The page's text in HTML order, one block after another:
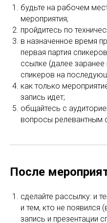
будьте на рабочем
мероприятия;
пройдитесь по
в назначенное время
первая партия
ссылке (далее заранее
спикеров на
как только
запись идет;
общайтесь с
вопросы релевантным
После
сделайте рассылку: и
и тем, кто не появился
запись и презентации